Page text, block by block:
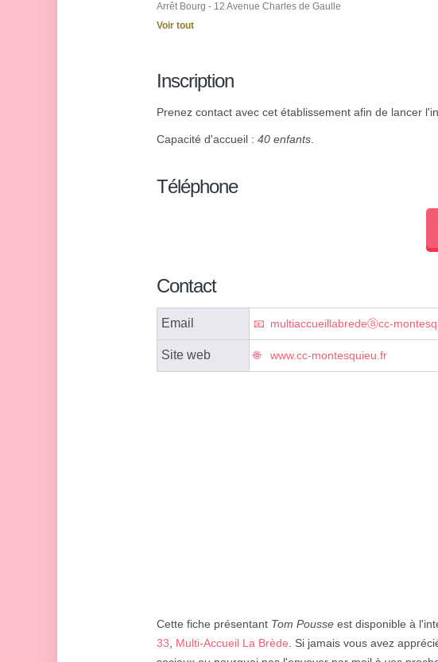
Arrêt Bourg - 12 Avenue Charles de Gaulle
Voir tout
Inscription
Prenez contact avec cet établissement afin de lancer
Capacité d'accueil : 40 enfants.
Téléphone
Contact
Email multiaccueillabredeⓐcc-
Site web www.cc-montesquieu.fr
Cette fiche présentant Tom Pousse est disponible à
33, Multi-Accueil La Brède. Si jamais vous avez